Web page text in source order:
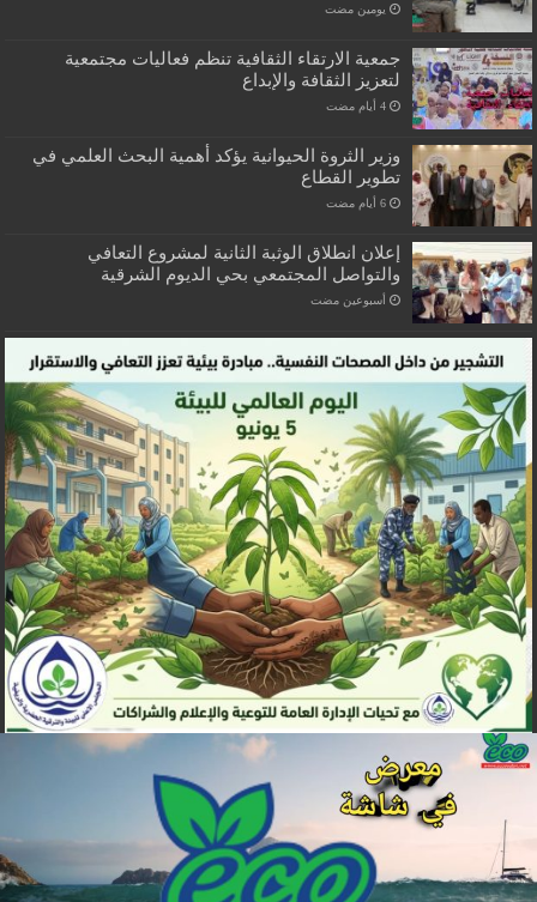
‏يومين مضت
جمعية الارتقاء الثقافية تنظم فعاليات مجتمعية
لتعزيز الثقافة والإبداع
‏4 أيام مضت
وزير الثروة الحيوانية يؤكد أهمية البحث العلمي في
تطوير القطاع
‏6 أيام مضت
إعلان انطلاق الوثبة الثانية لمشروع التعافي
والتواصل المجتمعي بحي الديوم الشرقية
‏أسبوعين مضت